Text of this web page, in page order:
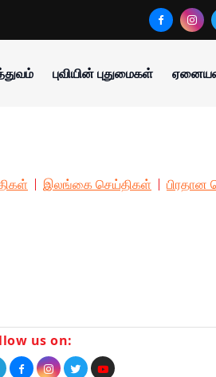
புவியின் புதுமைகள்
இலங்கை செய்திகள் பிரதான
us on: